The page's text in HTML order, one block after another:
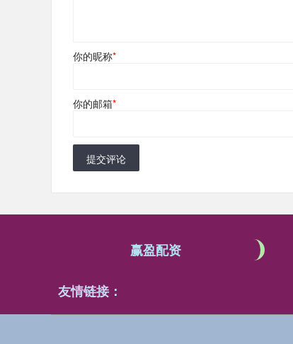
你的昵称*
你的邮箱*
提交评论
赢盈配资
友情链接：